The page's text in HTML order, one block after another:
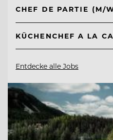
CHEF DE PARTIE (M/
KÜCHENCHEF A LA
Entdecke alle Jobs